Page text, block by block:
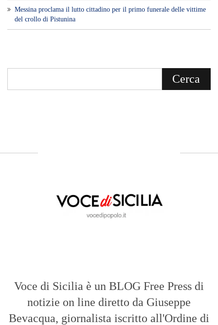
Messina proclama il lutto cittadino per il primo funerale delle vittime
del crollo di Pistunina
Voce di Sicilia è un BLOG Free Press di
notizie on line diretto da Giuseppe
Bevacqua, giornalista iscritto all'Ordine di